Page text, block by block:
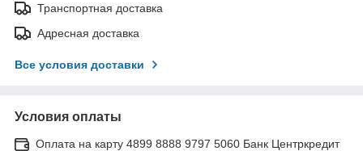
Транспортная доставка
Адресная доставка
Все условия доставки
Условия оплаты
Оплата на карту 4899 8888 9797 5060 Банк Центркредит